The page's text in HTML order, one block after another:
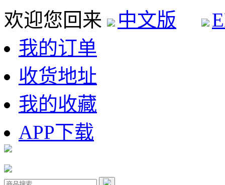
欢迎您回来 中文版
我的订单
收货地址
我的收藏
APP下载